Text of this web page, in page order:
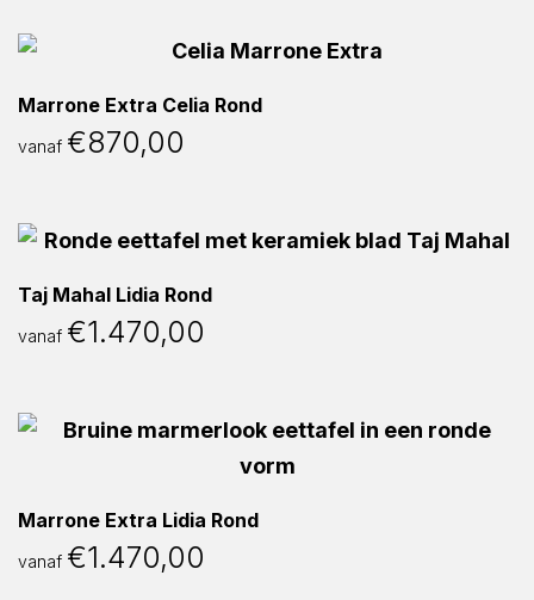
Marrone Extra Celia Rond
vanaf €870,00
Taj Mahal Lidia Rond
vanaf €1.470,00
Marrone Extra Lidia Rond
vanaf €1.470,00